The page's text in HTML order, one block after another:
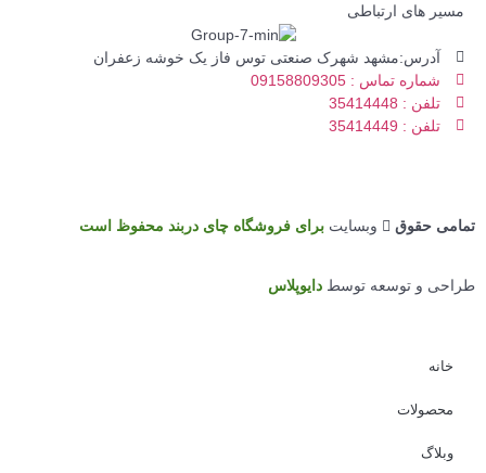
های ارتباطی
آدرس:مشهد شهرک صنعتی توس فاز یک خوشه زعفران
شماره تماس : 09158809305
تلفن : 35414448
تلفن : 35414449
حقوق وبسایتبرای فروشگاه چای دربند محفوظ است
و توسعه توسط دایوپلاس
محصولات
وبلاگ